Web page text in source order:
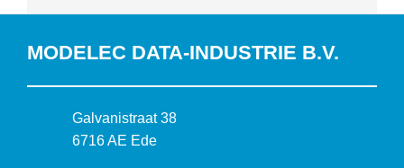
MODELEC DATA-INDUSTRIE B.V.
B
e
Galvanistraat 38
6716 AE Ede